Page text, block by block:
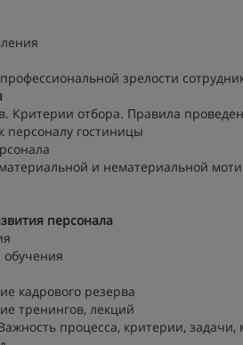
зрелости
Критерии отбора. Правила
гостиницы
и нематериальной
персонала
кадрового резерва
тренингов, лекций
процесса, критерии,